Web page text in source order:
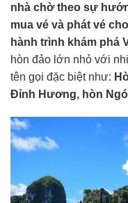
nhà chờ theo sự
mua vé và phát vé
hành trình khám phá
hòn đảo lớn nhỏ với
tên gọi đặc biệt như:
Đỉnh Hương, hòn